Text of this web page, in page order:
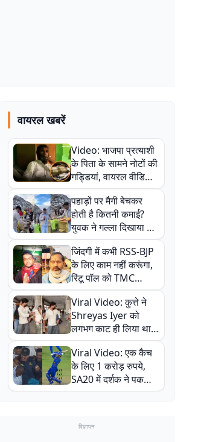
वायरल खबरें
Video: भाजपा प्रत्याशी
के पिता के सामने नोटों की
गड्डियां, वायरल वीडियो
से राजनीति में उबाल,
अजित महतो बोले- TMC
की गंदी चाल
पहाड़ों पर मैगी बेचकर
होती है कितनी कमाई?
युवक ने गल्ला दिखाया तो
नौकरी वालों के खड़े हो गए
कान
जिंदगी में कभी RSS-BJP
के लिए काम नहीं करूंगा,
रिंटू पॉल को TMC
ऑफिस में ले जाकर पीटा,
Video वायरल
Viral Video: कुत्ते ने
Shreyas Iyer को
लगभग काट ही लिया था,
न्यूजीलैंड सीरीज से पहले
बाल-बाल बचे
Viral Video: एक कैच
के लिए 1 करोड़ रुपये,
SA20 में दर्शक ने पकड़ा
एक हाथ से गजब का कैच
विज्ञापन